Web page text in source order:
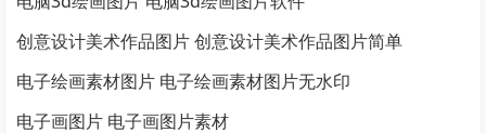
创意设计美术作品图片 创意设计美术作品图片简单
电子绘画素材图片 电子绘画素材图片无水印
电子画图片 电子画图片素材